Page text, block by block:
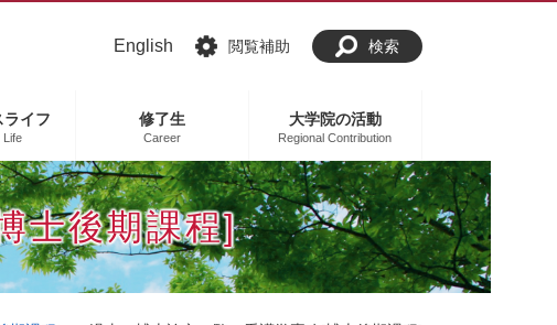
English 閲覧補助 検索
ライフ
Life
修了生
Career
大学院の活動
Regional Contribution
士後期課程]